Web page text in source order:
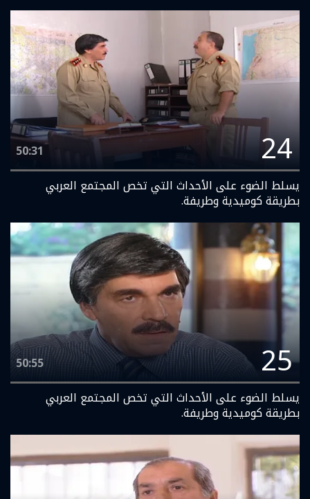
24
50:31
يسلط الضوء على الأحداث التي تخص المجتمع العربي
بطريقة كوميدية وطريفة.
25
50:55
يسلط الضوء على الأحداث التي تخص المجتمع العربي
بطريقة كوميدية وطريفة.